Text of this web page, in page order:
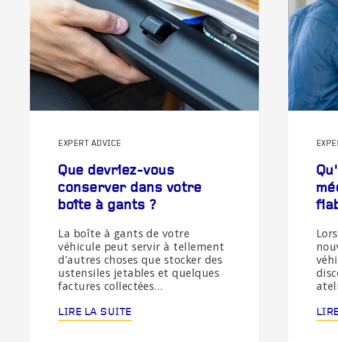
EXPERT ADVICE
Que devriez-vous
conserver dans votre
boîte à gants ?
La boîte à gants de votre
véhicule peut servir à tellement
d’autres choses que stocker des
ustensiles jetables et quelques
factures collectées…
LIRE LA SUITE